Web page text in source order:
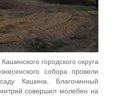
городского округа
собора провели
Кашина. Благочинный
совершил молебен на